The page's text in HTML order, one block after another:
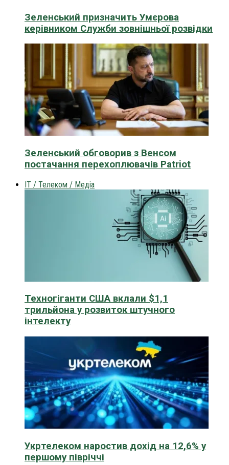
Зеленський призначить Умєрова
керівником Служби зовнішньої розвідки
Зеленський обговорив з Венсом
постачання перехоплювачів Patriot
IT / Телеком / Медіа
Техногіганти США вклали $1,1
трильйона у розвиток штучного
інтелекту
Укртелеком наростив дохід на 12,6% у
першому півріччі